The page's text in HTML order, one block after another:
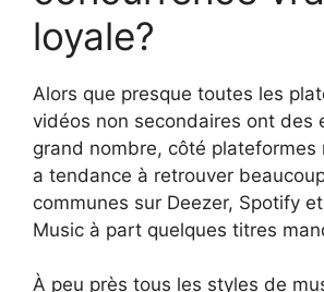
loyale?
Alors que presque toutes les
vidéos non secondaires ont des
grand nombre, côté plateformes
a tendance à retrouver
communes sur Deezer, Spotify
Music à part quelques titres
À peu près tous les styles de